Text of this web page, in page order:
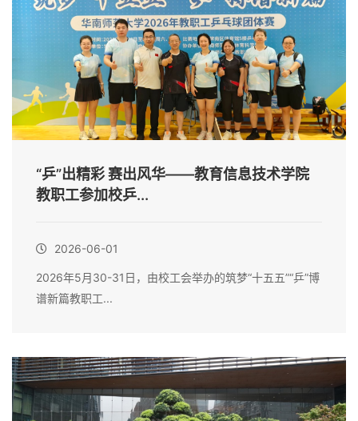
“乒”出精彩 赛出风华——教育信息技术学院
教职工参加校乒...
2026-06-01
2026年5月30-31日，由校工会举办的筑梦“十五五”“乒”博
谱新篇教职工...